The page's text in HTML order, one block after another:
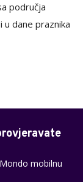
područja
u dane praznika
mobilnu